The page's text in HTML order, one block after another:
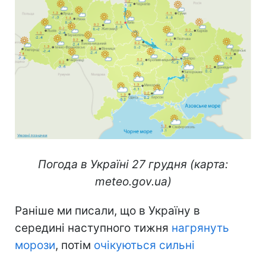
Погода в Україні 27 грудня (карта:
meteo.gov.ua)
Раніше ми писали, що в Україну в
середині наступного тижня нагрянуть
морози, потім очікуються сильні